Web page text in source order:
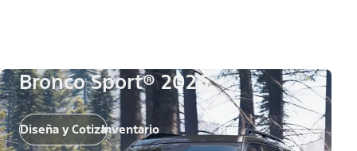
Bronco Sport® 2026
Diseña y CotizaInventario